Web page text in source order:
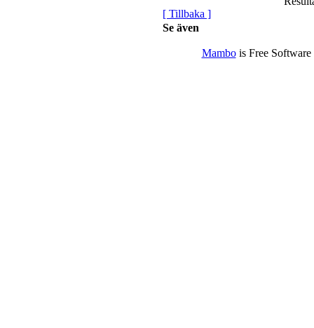
[ Tillbaka ]
Se även
Mambois Free Software